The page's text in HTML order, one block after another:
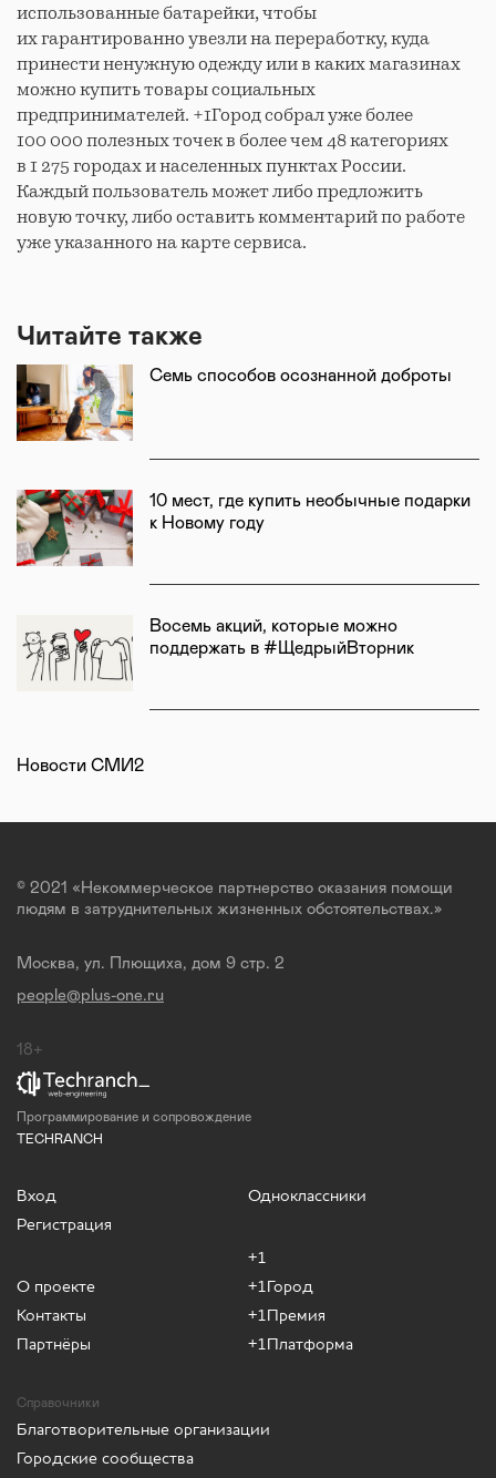
использованные батарейки, чтобы
их гарантированно увезли на переработку, куда
принести ненужную одежду или в каких магазинах
можно купить товары социальных
предпринимателей. +1Город собрал уже более
100 000 полезных точек в более чем 48 категориях
в 1 275 городах и населенных пунктах России.
Каждый пользователь может либо предложить
новую точку, либо оставить комментарий по работе
уже указанного на карте сервиса.
Читайте также
Семь способов осознанной доброты
10 мест, где купить необычные подарки
к Новому году
Восемь акций, которые можно
поддержать в #ЩедрыйВторник
Новости СМИ2
© 2021 «Некоммерческое партнерство оказания помощи
людям в затруднительных жизненных обстоятельствах.»
Москва, ул. Плющиха, дом 9 стр. 2
people@plus-one.ru
18+
Программирование и сопровождение
TECHRANCH
Вход
Регистрация
О проекте
Контакты
Партнёры
Одноклассники
+1
+1Город
+1Премия
+1Платформа
Справочники
Благотворительные организации
Городские сообщества